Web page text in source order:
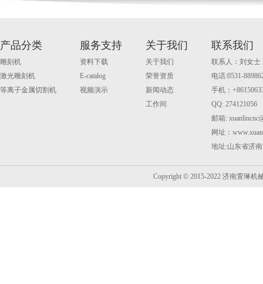
产品分类
雕刻机
激光雕刻机
等离子金属切割机
服务支持
资料下载
E-catalog
视频演示
关于我们
关于我们
荣誉资质
新闻动态
工作间
联系我们
联系人：刘女士
电话:0531-
手机：
QQ: 274121056
邮箱:
网址：
地址:山东省济
Copyright © 2015-2022 济南萱琳机